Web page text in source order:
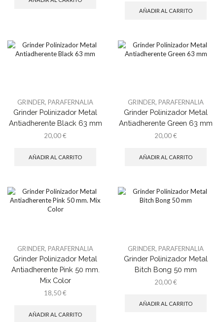
AÑADIR AL CARRITO
GRINDER, PARAFERNALIA
Grinder Polinizador Metal
Antiadherente Black 63 mm
20,00€
AÑADIR AL CARRITO
GRINDER, PARAFERNALIA
Grinder Polinizador Metal
Antiadherente Green 63 mm
20,00€
AÑADIR AL CARRITO
GRINDER, PARAFERNALIA
Grinder Polinizador Metal
Antiadherente Pink 50 mm.
Mix Color
18,50€
AÑADIR AL CARRITO
GRINDER, PARAFERNALIA
Grinder Polinizador Metal
Bitch Bong 50 mm
20,00€
AÑADIR AL CARRITO